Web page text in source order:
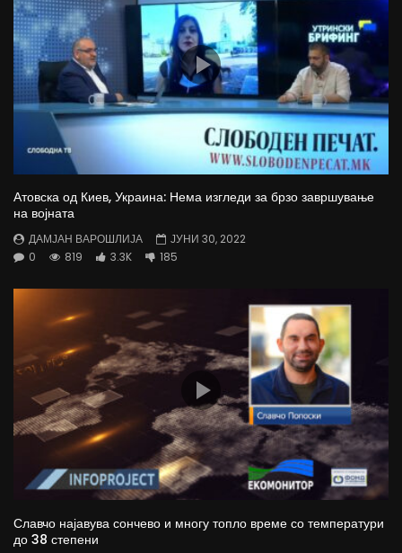
Атовска од Киев, Украина: Нема изгледи за брзо завршување
на војната
ДАМЈАН ВАРОШЛИЈА
ЈУНИ 30, 2022
0
819 3.3K 185
Славчо најавува сончево и многу топло време со температури
до 38 степени